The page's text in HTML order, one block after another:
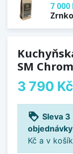
7 000
SM
3 790 Kč
loyalty Sleva 3
Kč a v